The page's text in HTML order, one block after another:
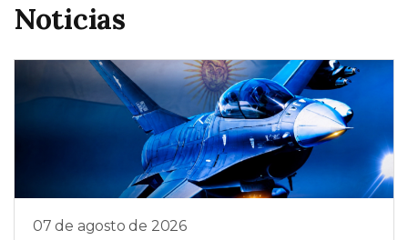
Noticias
07 de agosto de 2026